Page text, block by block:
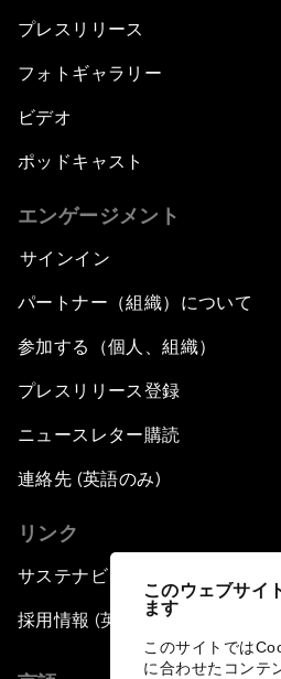
このウェブサイ
ます
このサイトでは
に合わせたコンテ
プレスリリース
フォトギャラリー
ビデオ
ポッドキャスト
エンゲージメント
サインイン
パートナー（組織）について
参加する（個人、組織）
プレスリリース登録
ニュースレター購読
連絡先 (英語のみ)
リンク
サステナビリティへの取り組み
採用情報 (英語のみ)